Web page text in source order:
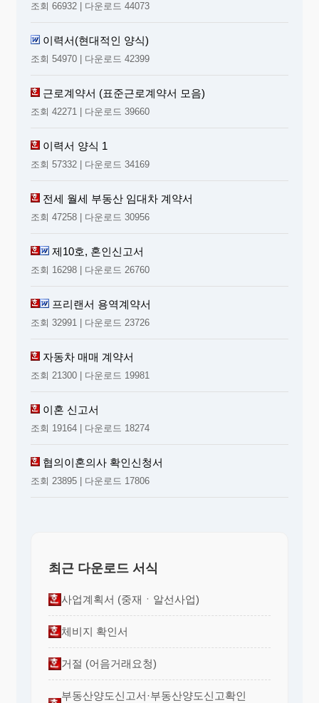
조회 66932 | 다운로드 44073
이력서(현대적인 양식)
조회 54970 | 다운로드 42399
근로계약서 (표준근로계약서 모음)
조회 42271 | 다운로드 39660
이력서 양식 1
조회 57332 | 다운로드 34169
전세 월세 부동산 임대차 계약서
조회 47258 | 다운로드 30956
제10호, 혼인신고서
조회 16298 | 다운로드 26760
프리랜서 용역계약서
조회 32991 | 다운로드 23726
자동차 매매 계약서
조회 21300 | 다운로드 19981
이혼 신고서
조회 19164 | 다운로드 18274
협의이혼의사 확인신청서
조회 23895 | 다운로드 17806
최근 다운로드 서식
사업계획서 (중재ㆍ알선사업)
체비지 확인서
거절 (어음거래요청)
부동산양도신고서·부동산양도신고확인